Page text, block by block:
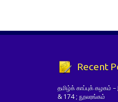
Recent
தமிழ்க் காப்புக்
& 174 ; நூலரங்கம்